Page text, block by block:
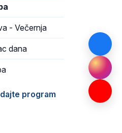
- Večernja
dana
program